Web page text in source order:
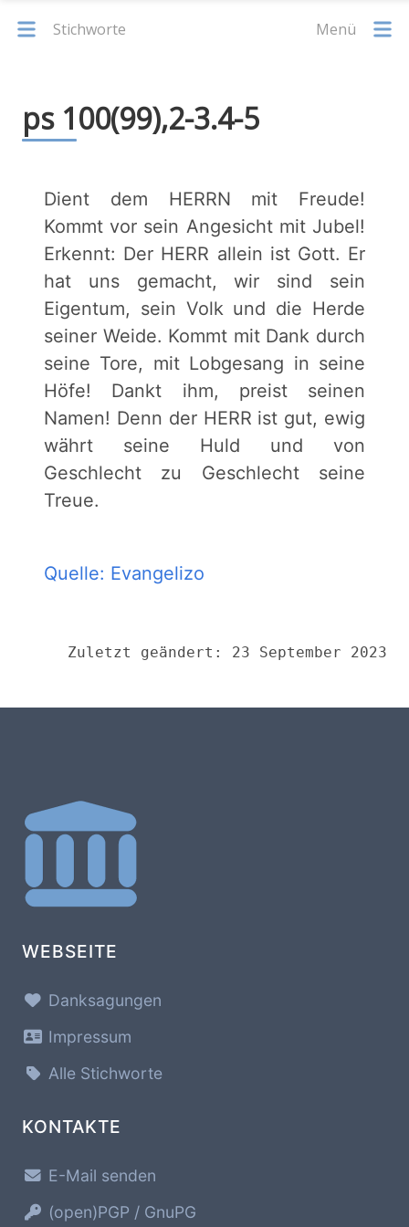
Stichworte Menü
ps 100(99),2-3.4-5
Dient dem HERRN mit Freude!
Kommt vor sein Angesicht mit Jubel!
Erkennt: Der HERR allein ist Gott. Er
hat uns gemacht, wir sind sein
Eigentum, sein Volk und die Herde
seiner Weide. Kommt mit Dank durch
seine Tore, mit Lobgesang in seine
Höfe! Dankt ihm, preist seinen
Namen! Denn der HERR ist gut, ewig
währt seine Huld und von
Geschlecht zu Geschlecht seine
Treue.
Quelle: Evangelizo
Zuletzt geändert: 23 September 2023
WEBSEITE
Danksagungen
Impressum
Alle Stichworte
KONTAKTE
E-Mail senden
(open)PGP / GnuPG